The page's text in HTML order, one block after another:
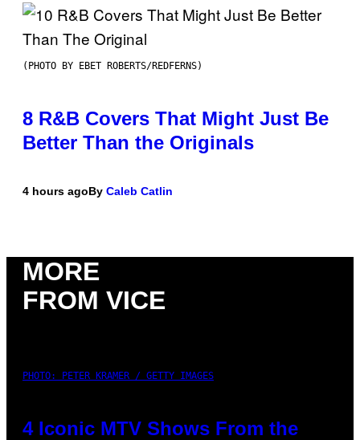
(PHOTO BY EBET ROBERTS/REDFERNS)
8 R&B Covers That Might Just Be
Better Than the Originals
4 hours agoBy Caleb Catlin
MORE
FROM VICE
PHOTO: PETER KRAMER / GETTY IMAGES
4 Iconic MTV Shows From the